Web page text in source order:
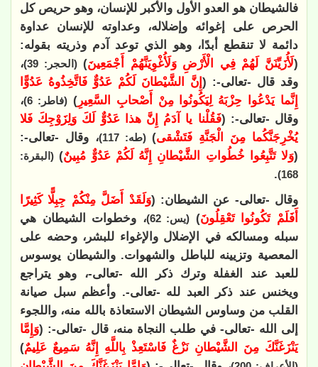
فالشيطان هو العدو الأول والأكبر للإنسان، وهو حريص كل
الحرص على إغوائه وإضلاله، وعداوته للإنسان عداوة
دائمة لا تنقطع أبدًا، وهو الذي توعد آدم وذريته بقوله:
(لَأُزَيِّنَنَّ لَهُمْ فِي الْأَرْضِ وَلَأُغْوِيَنَّهُمْ أَجْمَعِينَ)(الحجر: 39)
،
وقد قال -تعالى-: (إِنَّ الشَّيْطانَ لَكُمْ عَدُوٌّ فَاتَّخِذُوهُ عَدُوًّا
إِنَّما يَدْعُوا حِزْبَهُ لِيَكُونُوا مِنْ أَصْحابِ السَّعِيرِ)(فاطر: 6)
،
وقال -تعالى-: (فَقُلْنا يا آدَمُ إِنَّ هذا عَدُوٌّ لَكَ وَلِزَوْجِكَ فَلا
يُخْرِجَنَّكُما مِنَ الْجَنَّةِ فَتَشْقى)(طه: 117)
، وقال -تعالى-:
(وَلا تَتَّبِعُوا خُطُواتِ الشَّيْطانِ إِنَّهُ لَكُمْ عَدُوٌّ مُبِينٌ) (البقرة:
168)
.
وقال -تعالى- عن الشيطان: (وَلَقَدْ أَضَلَّ مِنْكُمْ جِبِلًّا كَثِيرًا
أَفَلَمْ تَكُونُوا تَعْقِلُونَ) (يس: 62)
، وخطوات الشيطان هي
سبله ومسالكه في الإضلال والإغواء للبشر، وحضه على
المعصية وتزيينه للباطل والشهوات. والشيطان يوسوس
للعبد عند الغفلة وترك ذكر الله -تعالى-، وهو يتراجع
ويخنس عند ذكر العبد لله -تعالى-. وأعظم سبل صيانة
القلب من وساوس الشيطان الاستعاذة بالله منه، واللجوء
إلى الله -تعالى- في طلب النجاة منه، قال -تعالى-: (وَإِمَّا
يَنْزَغَنَّكَ مِنَ الشَّيْطانِ نَزْغٌ فَاسْتَعِذْ بِاللَّهِ إِنَّهُ سَمِيعٌ عَلِيمٌ)